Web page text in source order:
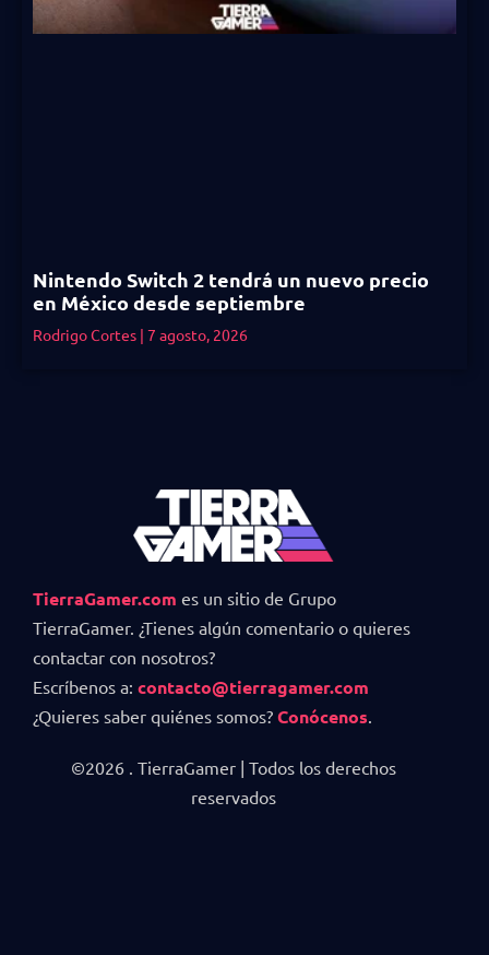
Nintendo Switch 2 tendrá un nuevo precio
en México desde septiembre
Rodrigo Cortes 7 agosto, 2026
TierraGamer.com es un sitio de Grupo
TierraGamer. ¿Tienes algún comentario o quieres
contactar con nosotros?
Escríbenos a: contacto@tierragamer.com
¿Quieres saber quiénes somos? Conócenos.
©2026 . TierraGamer | Todos los derechos
reservados